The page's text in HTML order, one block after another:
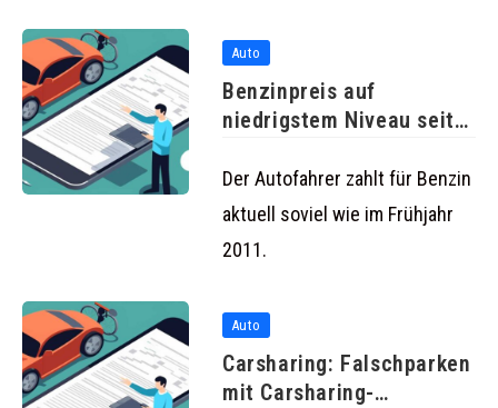
Auto
Benzinpreis auf
niedrigstem Niveau seit
Der Autofahrer zahlt für Benzin
aktuell soviel wie im Frühjahr
2011.
Auto
Carsharing: Falschparken
mit Carsharing-